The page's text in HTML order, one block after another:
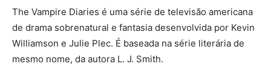
The Vampire Diaries é uma série de televisão americana
de drama sobrenatural e fantasia desenvolvida por Kevin
Williamson e Julie Plec. É baseada na série literária de
mesmo nome, da autora L. J. Smith.